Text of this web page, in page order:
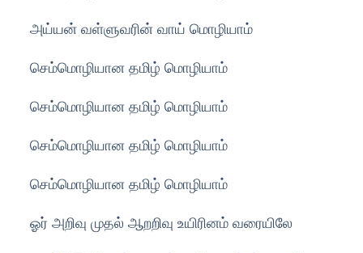
அய்யன் வள்ளுவரின் வாய் மொழியாம்
செம்மொழியான தமிழ் மொழியாம்
செம்மொழியான தமிழ் மொழியாம்
செம்மொழியான தமிழ் மொழியாம்
செம்மொழியான தமிழ் மொழியாம்
ஓர் அறிவு முதல் ஆறறிவு உயிரினம் வரையிலே